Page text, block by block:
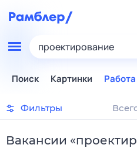
проектирование
Поиск Картинки Работа
Фильтры
Вакансии «